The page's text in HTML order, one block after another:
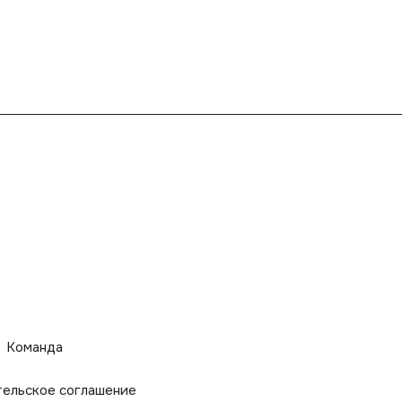
Команда
соглашение